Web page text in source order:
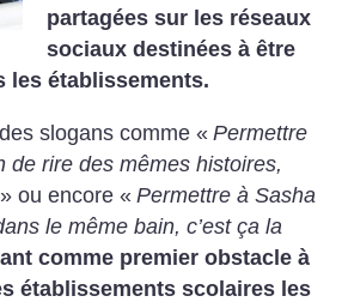
partagées sur les réseaux
sociaux destinées à être
les établissements.
slogans comme « Permettre
de rire des mêmes histoires,
» ou encore « Permettre à Sasha
le même bain, c’est ça la
comme premier obstacle à
établissements scolaires les